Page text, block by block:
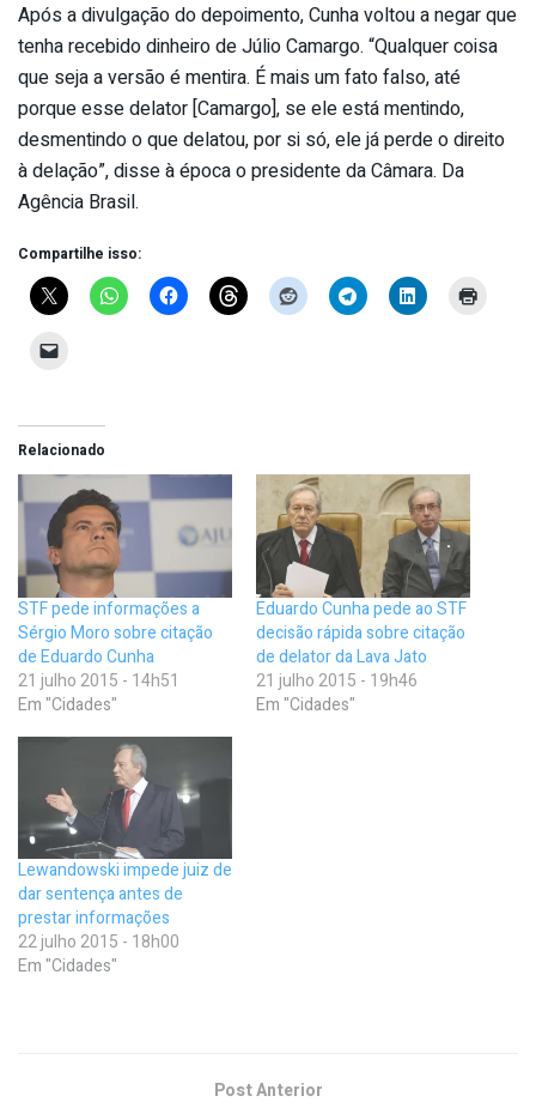
Após a divulgação do depoimento, Cunha voltou a negar que
tenha recebido dinheiro de Júlio Camargo. “Qualquer coisa
que seja a versão é mentira. É mais um fato falso, até
porque esse delator [Camargo], se ele está mentindo,
desmentindo o que delatou, por si só, ele já perde o direito
à delação”, disse à época o presidente da Câmara. Da
Agência Brasil.
Compartilhe isso:
Relacionado
STF pede informações a
Sérgio Moro sobre citação
de Eduardo Cunha
21 julho 2015 - 14h51
Em "Cidades"
Eduardo Cunha pede ao STF
decisão rápida sobre citação
de delator da Lava Jato
21 julho 2015 - 19h46
Em "Cidades"
Lewandowski impede juiz de
dar sentença antes de
prestar informações
22 julho 2015 - 18h00
Em "Cidades"
Post Anterior